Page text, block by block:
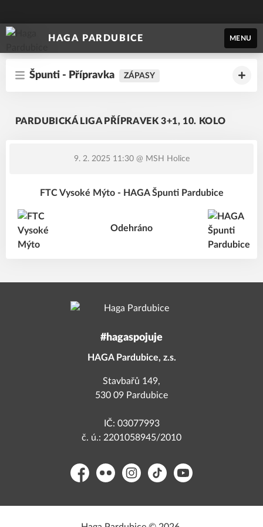
HAGA PARDUBICE MENU
Špunti - Přípravka ZÁPASY
PARDUBICKÁ LIGA PŘÍPRAVEK 3+1, 10. KOLO
9. 2. 2025 11:30@ MSH Holice
FTC Vysoké Mýto - HAGA Špunti Pardubice
Odehráno
#hagaspojuje
HAGA Pardubice, z.s.
Stavbařů 149,
530 09 Pardubice
IČ: 03077993
č. ú.: 2201058945/2010
FacebookFlickr Instagram
TikTok YouTube